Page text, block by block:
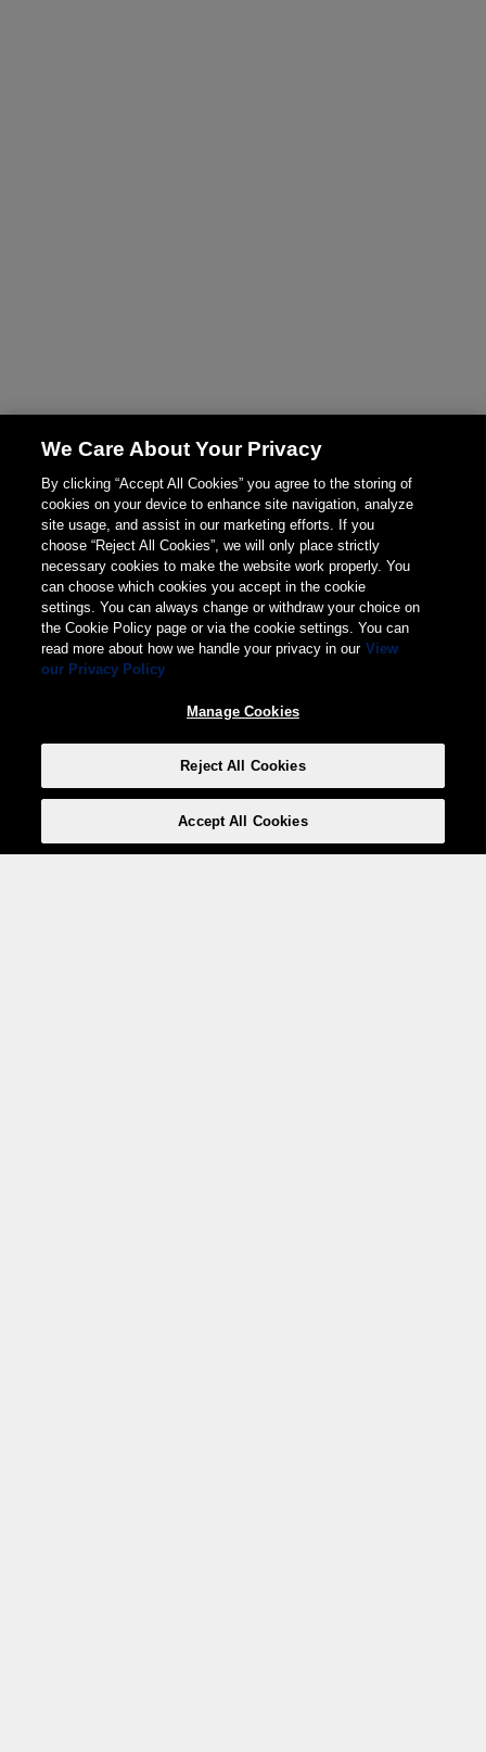
We Care About Your Privacy
By clicking “Accept All Cookies” you agree to the storing of
cookies on your device to enhance site navigation, analyze
site usage, and assist in our marketing efforts. If you
choose “Reject All Cookies”, we will only place strictly
necessary cookies to make the website work properly. You
can choose which cookies you accept in the cookie
settings. You can always change or withdraw your choice on
the Cookie Policy page or via the cookie settings. You can
read more about how we handle your privacy in our View
our Privacy Policy
Manage Cookies
Reject All Cookies
Accept All Cookies